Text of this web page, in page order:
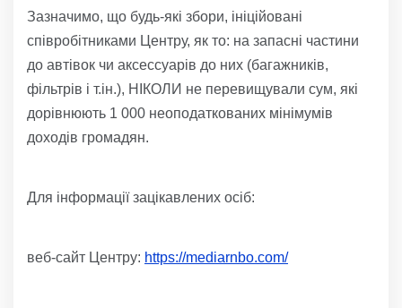
Зазначимо, що будь-які збори, ініційовані
співробітниками Центру, як то: на запасні частини
до автівок чи аксессуарів до них (багажників,
фільтрів і т.ін.), НІКОЛИ не перевищували сум, які
дорівнюють 1 000 неоподаткованих мінімумів
доходів громадян.
Для інформації зацікавлених осіб:
веб-сайт Центру: https://mediarnbo.com/